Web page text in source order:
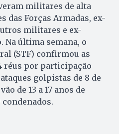
militares de alta
das Forças Armadas, ex-
militares e ex-
última semana, o
(STF) confirmou as
réus por participação
golpistas de 8 de
de 13 a 17 anos de
condenados.